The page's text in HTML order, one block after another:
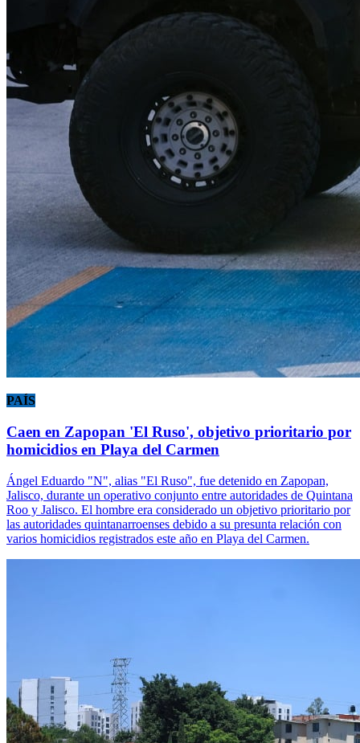
PAÍS
Caen en Zapopan 'El Ruso', objetivo prioritario por
homicidios en Playa del Carmen
Ángel Eduardo "N", alias "El Ruso", fue detenido en Zapopan,
Jalisco, durante un operativo conjunto entre autoridades de Quintana
Roo y Jalisco. El hombre era considerado un objetivo prioritario por
las autoridades quintanarroenses debido a su presunta relación con
varios homicidios registrados este año en Playa del Carmen.